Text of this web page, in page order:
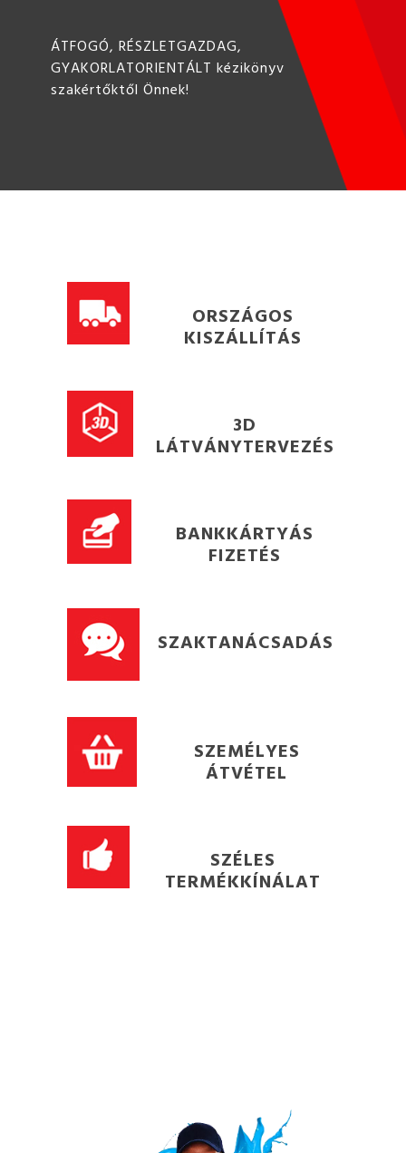
ÁTFOGÓ, RÉSZLETGAZDAG,
GYAKORLATORIENTÁLT kézikönyv
szakértőktől Önnek!
ORSZÁGOS
KISZÁLLÍTÁS
3D
LÁTVÁNYTERVEZÉS
BANKKÁRTYÁS
FIZETÉS
SZAKTANÁCSADÁS
SZEMÉLYES
ÁTVÉTEL
SZÉLES
TERMÉKKÍNÁLAT